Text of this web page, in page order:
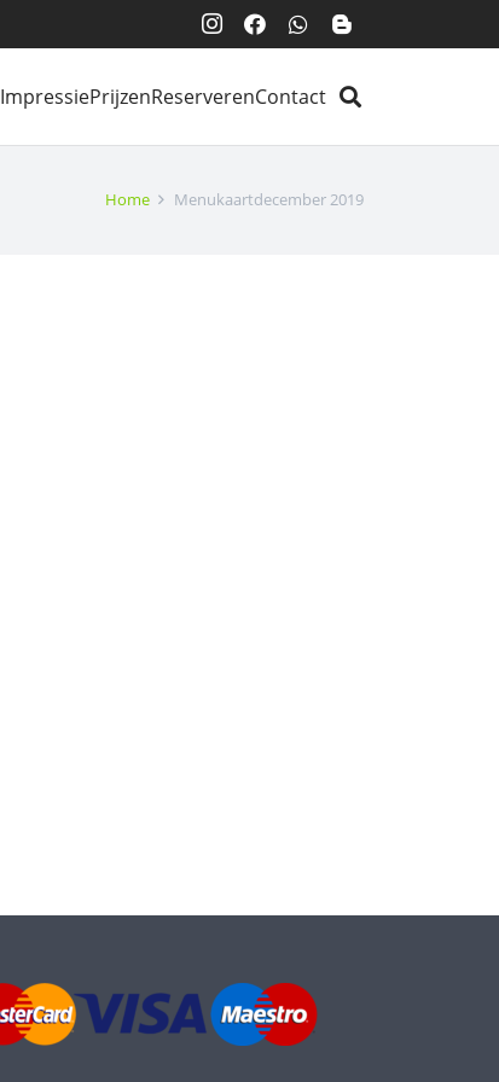
ImpressiePrijzenReserverenContact
Home Menukaartdecember 2019